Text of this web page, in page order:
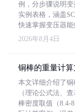
例，分步骤说明
实例表格，涵盖
快速掌握变压器能
2026年8月4日
铜棒的重量计
本文详细介绍了
（理论公式法、
棒密度取值（8.4-